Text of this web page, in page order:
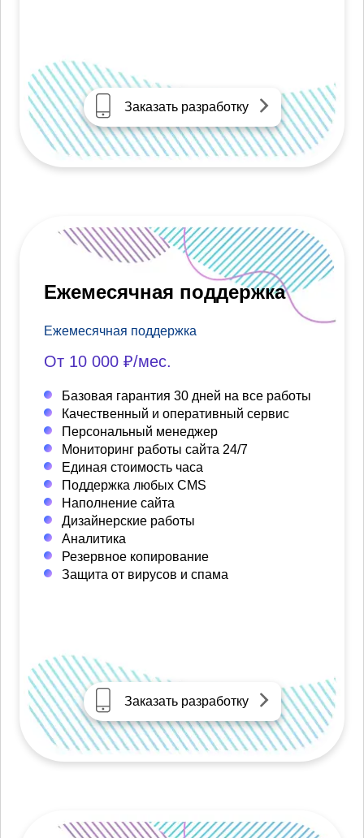
Заказать разработку
Ежемесячная поддержка
Ежемесячная поддержка
От 10 000 ₽/мес.
Базовая гарантия 30 дней на все работы
Качественный и оперативный сервис
Персональный менеджер
Мониторинг работы сайта 24/7
Единая стоимость часа
Поддержка любых CMS
Наполнение сайта
Дизайнерские работы
Аналитика
Резервное копирование
Защита от вирусов и спама
Заказать разработку